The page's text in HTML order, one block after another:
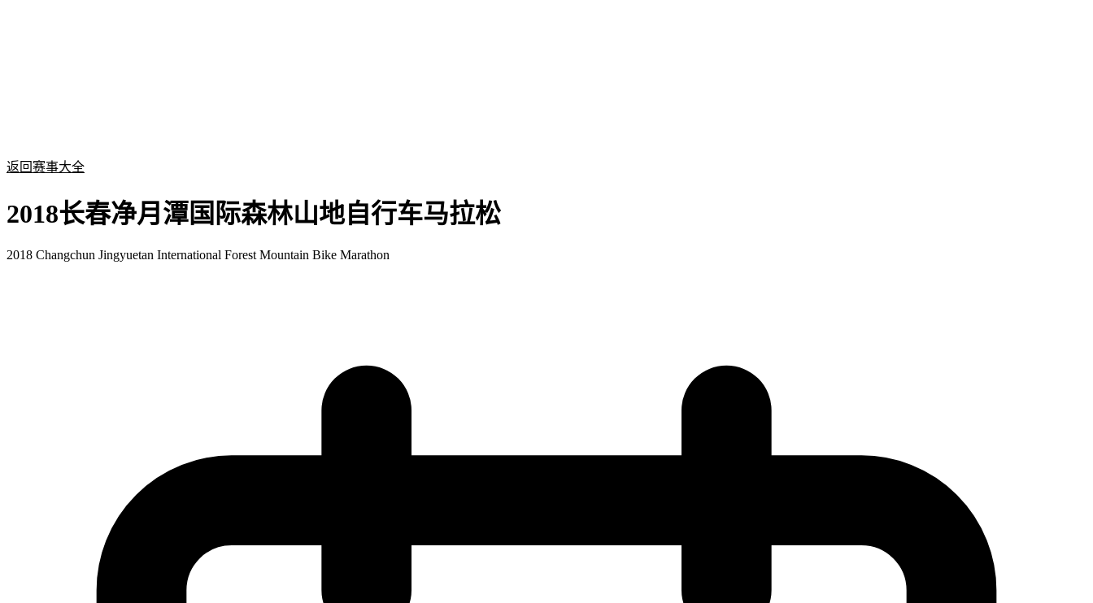
返回赛事大全
2018长春净月潭国际森林山地自行车马拉松
2018 Changchun Jingyuetan International Forest Mountain Bike Marathon